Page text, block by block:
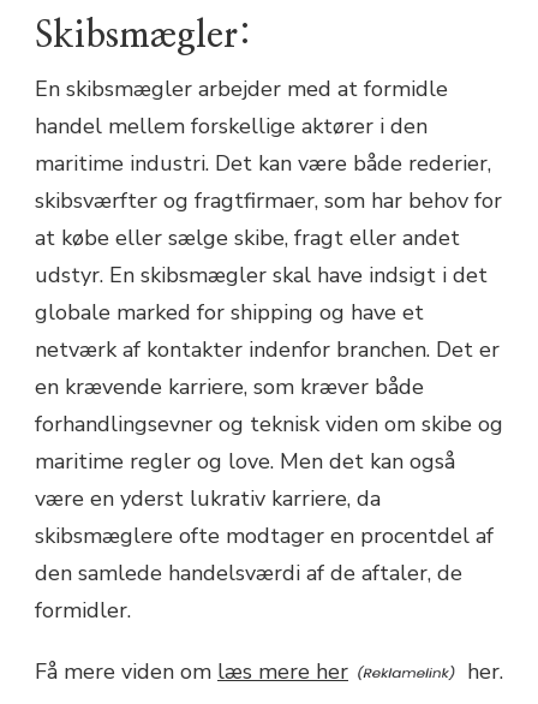
Skibsmægler:
En skibsmægler arbejder med at formidle
handel mellem forskellige aktører i den
maritime industri. Det kan være både rederier,
skibsværfter og fragtfirmaer, som har behov for
at købe eller sælge skibe, fragt eller andet
udstyr. En skibsmægler skal have indsigt i det
globale marked for shipping og have et
netværk af kontakter indenfor branchen. Det er
en krævende karriere, som kræver både
forhandlingsevner og teknisk viden om skibe og
maritime regler og love. Men det kan også
være en yderst lukrativ karriere, da
skibsmæglere ofte modtager en procentdel af
den samlede handelsværdi af de aftaler, de
formidler.
Få mere viden om læs mere her her.